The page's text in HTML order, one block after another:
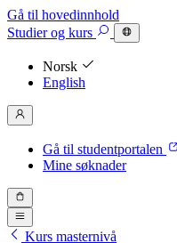
Gå til hovedinnhold
Studierog kurs
Norsk
English
Gå til studentportalen
Mine søknader
Kurs masternivå